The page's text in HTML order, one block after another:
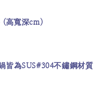
(高寬深cm)
皆為SUS#304不鏽鋼材質